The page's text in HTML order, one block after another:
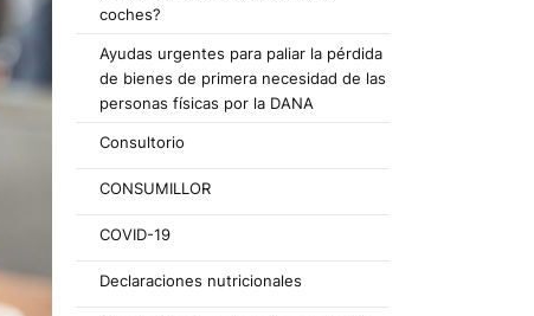
coches?
Ayudas urgentes para paliar la pérdida
de bienes de primera necesidad de las
personas físicas por la DANA
Consultorio
CONSUMILLOR
COVID-19
Declaraciones nutricionales